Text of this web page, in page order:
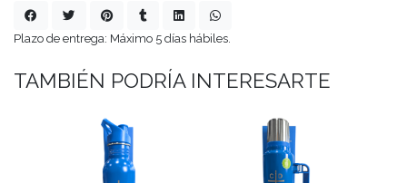
Plazo de entrega: Máximo 5 días hábiles.
TAMBIÉN PODRÍA INTERESARTE